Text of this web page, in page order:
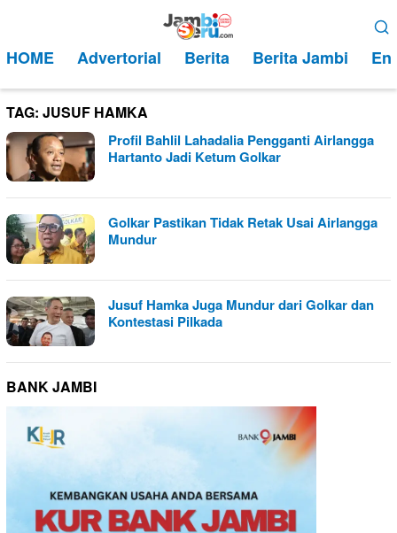
kontenMobile
HOME Advertorial Berita Berita Jambi
TAG: JUSUF HAMKA
Profil Bahlil Lahadalia Pengganti Airlangga
Hartanto Jadi Ketum Golkar
Golkar Pastikan Tidak Retak Usai Airlangga
Mundur
Jusuf Hamka Juga Mundur dari Golkar dan
Kontestasi Pilkada
BANK JAMBI